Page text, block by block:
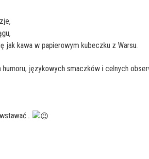
jak kawa w papierowym kubeczku z Warsu.
humoru, językowych smaczków i celnych